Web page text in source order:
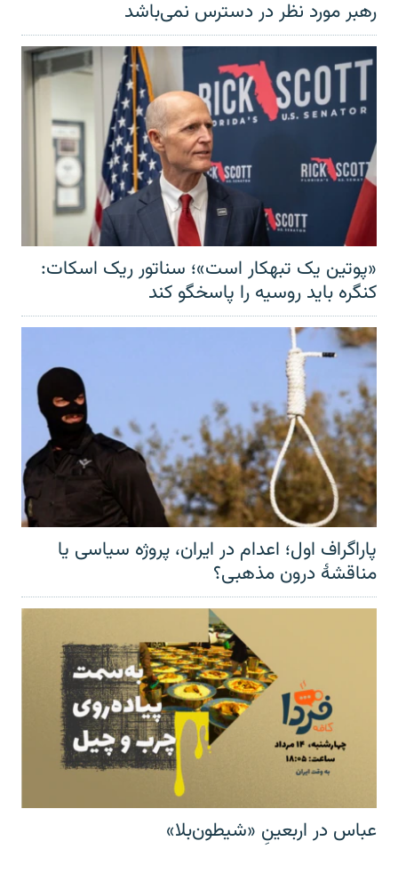
رهبر مورد نظر در دسترس نمی‌باشد
«پوتین یک تبهکار است»؛ سناتور ریک اسکات:
کنگره باید روسیه را پاسخگو کند
پاراگراف اول؛ اعدام در ایران، پروژه سیاسی یا
مناقشهٔ درون مذهبی؟
عباس در اربعینِ «شیطون‌بلا»